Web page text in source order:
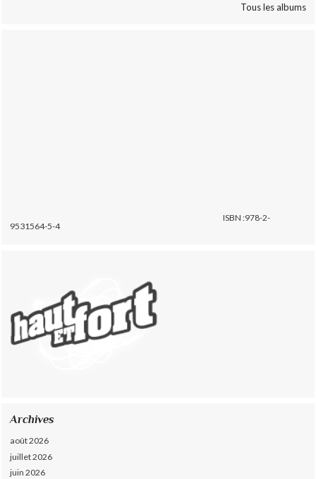
Tous les albums
ISBN :978-2-
9531564-5-4
Archives
août 2026
juillet 2026
juin 2026